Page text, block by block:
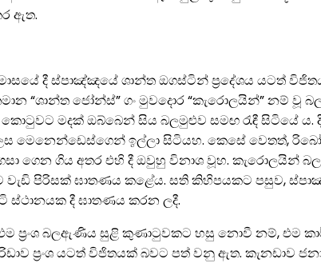
ඇත.
දී ස්පාඤ්ඤයේ ශාන්ත ඔගස්ටින් ප්‍රදේශය යටත්
“ශාන්ත ජෝන්ස්” ගං මුවදොර “කැරොලයින්” නම් වූ
මදක් ඔබ්බෙන් සිය බලමුළුව සමඟ රැඳී සිටියේ ය.
මෙනෙන්ඩෙස්ගෙන් ඉල්ලා සිටියහ. කෙසේ වෙතත්,
ගෙන ගිය අතර එහි දී ඔවුහු විනාශ වූහ.
වැඩි පිරිසක් ඝාතණය කළේය. සති කිහිපයකට
ස්ථානයක දී ඝාතණය කරන ලදී.
ප්‍රංශ බලඇණිය සුළි කුණාටුවකට හසු නොවී නම්, එම
යටත් විජිතයක් බවට පත් වනු ඇත. කැනඩාව